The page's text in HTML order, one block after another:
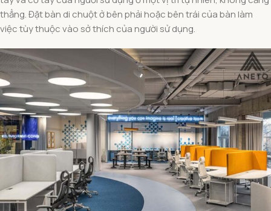
thẳng. Đặt bàn di chuột ở bên phải hoặc bên trái của bàn làm
việc tùy thuộc vào sở thích của người sử dụng.